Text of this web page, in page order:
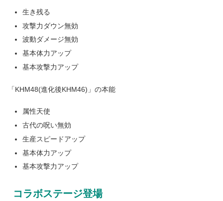
生き残る
攻撃力ダウン無効
波動ダメージ無効
基本体力アップ
基本攻撃力アップ
「KHM48(進化後KHM46)」の本能
属性天使
古代の呪い無効
生産スピードアップ
基本体力アップ
基本攻撃力アップ
コラボステージ登場